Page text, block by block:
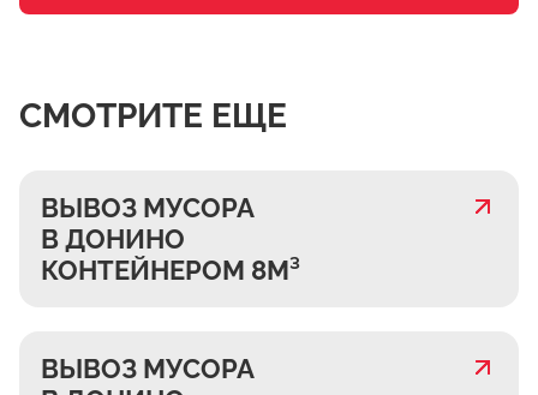
СМОТРИТЕ ЕЩЕ
ВЫВОЗ МУСОРА
В ДОНИНО
КОНТЕЙНЕРОМ 8М³
ВЫВОЗ МУСОРА